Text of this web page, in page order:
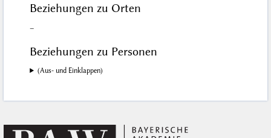
Beziehungen zu Orten
–
Beziehungen zu Personen
(Aus- und Einklappen)